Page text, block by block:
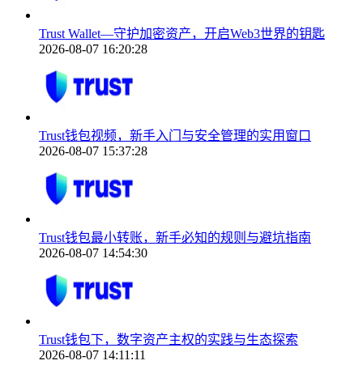
Trust Wallet—守护加密资产，开启Web3世界的钥匙
2026-08-07 16:20:28
Trust钱包视频，新手入门与安全管理的实用窗口
2026-08-07 15:37:28
Trust钱包最小转账，新手必知的规则与避坑指南
2026-08-07 14:54:30
Trust钱包下，数字资产主权的实践与生态探索
2026-08-07 14:11:11